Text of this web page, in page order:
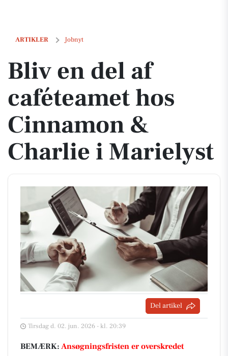
ARTIKLER Jobnyt
Bliv en del af caféteamet hos Cinnamon & Charlie i Marielyst
Bliv en del af
caféteamet hos
Cinnamon &
Charlie i Marielyst
Del artikel
Tirsdag d. 02. jun. 2026 - kl. 20:39
BEMÆRK: Ansøgningsfristen er overskredet